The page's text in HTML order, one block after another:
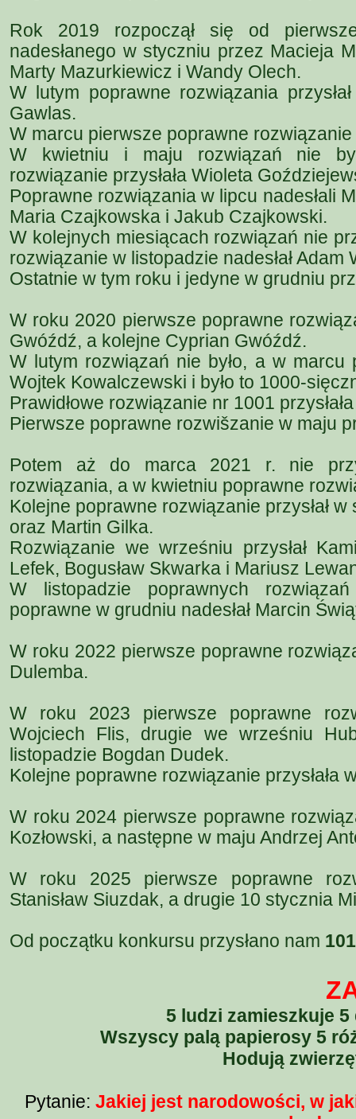
Rok 2019 rozpoczął się od
nadesłanego w styczniu przez Macieja
Marty Mazurkiewicz i Wandy Olech.
W lutym poprawne rozwiązania
Gawlas.
W marcu pierwsze poprawne rozwiązanie
W kwietniu i maju rozwiązań nie
rozwiązanie przysłała Wioleta
Poprawne rozwiązania w lipcu nadesłali
Maria Czajkowska i Jakub Czajkowski.
W kolejnych miesiącach rozwiązań nie
rozwiązanie w listopadzie nadesłał Adam
Ostatnie w tym roku i jedyne w grudniu
W roku 2020 pierwsze poprawne
Gwóźdź, a kolejne Cyprian Gwóźdź.
W lutym rozwiązań nie było, a w marcu
Wojtek Kowalczewski i było to 1000-
Prawidłowe rozwiązanie nr 1001
Pierwsze poprawne rozwišzanie w maju
Potem aż do marca 2021 r. nie
rozwiązania, a w kwietniu poprawne
Kolejne poprawne rozwiązanie przysłał
oraz Martin Gilka.
Rozwiązanie we wrześniu przysłał
Lefek, Bogusław Skwarka i Mariusz
W listopadzie poprawnych
poprawne w grudniu nadesłał Marcin
W roku 2022 pierwsze poprawne
Dulemba.
W roku 2023 pierwsze poprawne
Wojciech Flis, drugie we wrześniu
listopadzie Bogdan Dudek.
Kolejne poprawne rozwiązanie przysłała
W roku 2024 pierwsze poprawne
Kozłowski, a następne w maju Andrzej
W roku 2025 pierwsze poprawne
Stanisław Siuzdak, a drugie 10 stycznia
Od początku konkursu przysłano nam
5 ludzi zamieszkuje
Wszyscy palą papierosy 5
Hodują
Pytanie: Jakiej jest narodowości, w